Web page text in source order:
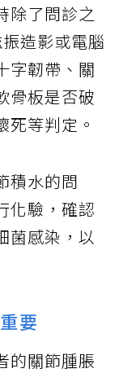
除了問診之
造影或電腦
字韌帶、關
骨板是否破
等判定。
積水的問
化驗，確認
菌感染，以
要
的關節腫脹